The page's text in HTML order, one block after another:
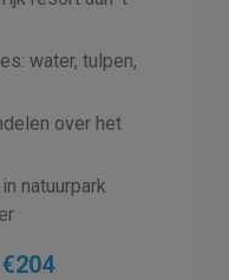
water, tulpen,
over het
natuurpark
€204